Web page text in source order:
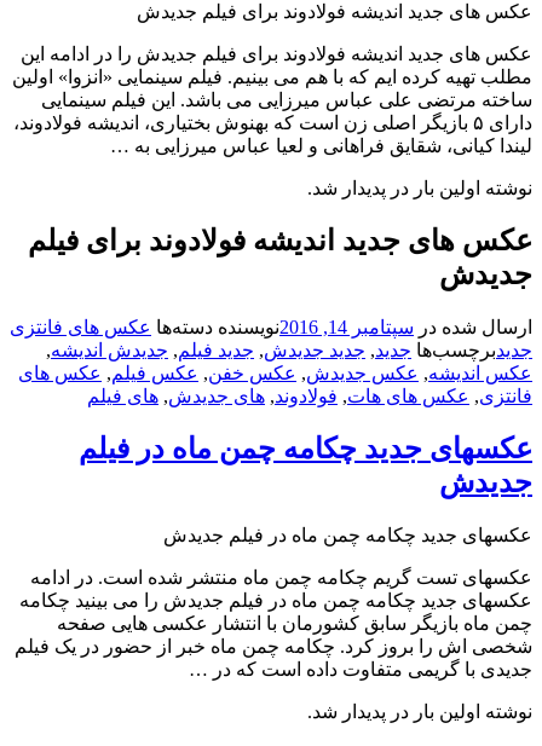
های جدید اندیشه فولادوند برای فیلم جدیدش
های جدید اندیشه فولادوند برای فیلم جدیدش را در ادامه این
تهیه کرده ایم که با هم می بینیم. فیلم سینمایی «انزوا» اولین
مرتضی علی عباس میرزایی می باشد. این فیلم سینمایی
دارای ۵ بازیگر اصلی زن است که بهنوش بختیاری، اندیشه فولادوند،
کیانی، شقایق فراهانی و لعیا عباس میرزایی به …
اولین بار در پدیدار شد.
های جدید اندیشه فولادوند برای فیلم
شده درسپتامبر 14, 2016 نویسندهدسته‌هاعکس های فانتزی
برچسب‌هاجدید ,جدید جدیدش,جدید فیلم ,جدیدش اندیشه,
اندیشه,عکس جدیدش,عکس خفن ,عکس فیلم ,عکس های
,عکس های هات ,فولادوند,های جدیدش,های فیلم
جدید چکامه چمن ماه در فیلم
جدید چکامه چمن ماه در فیلم جدیدش
تست گریم چکامه چمن ماه منتشر شده است. در ادامه
جدید چکامه چمن ماه در فیلم جدیدش را می بینید چکامه
ماه بازیگر سابق کشورمان با انتشار عکسی هایی صفحه
اش را بروز کرد. چکامه چمن ماه خبر از حضور در یک فیلم
با گریمی متفاوت داده است که در …
اولین بار در پدیدار شد.